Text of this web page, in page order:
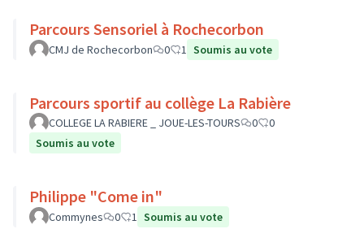
Parcours Sensoriel à Rochecorbon
CMJ de Rochecorbon 0 1 Soumis au vote
Parcours sportif au collège La Rabière
COLLEGE LA RABIERE _ JOUE-LES-TOURS 0
0
Soumis au vote
Philippe "Come in"
Commynes 0 1 Soumis au vote